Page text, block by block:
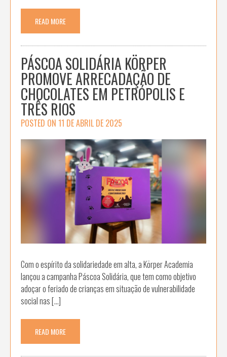
READ MORE
PÁSCOA SOLIDÁRIA KÖRPER
PROMOVE ARRECADAÇÃO DE
CHOCOLATES EM PETRÓPOLIS E
TRÊS RIOS
POSTED ON 11 DE ABRIL DE 2025
Com o espírito da solidariedade em alta, a Körper Academia
lançou a campanha Páscoa Solidária, que tem como objetivo
adoçar o feriado de crianças em situação de vulnerabilidade
social nas […]
READ MORE